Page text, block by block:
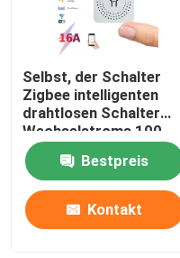
Selbst, der Schalter
Zigbee intelligenten
drahtlosen Schalter
Wechselstroms 100-
240V Homekit erzeugt
Bestpreis
Kontakt